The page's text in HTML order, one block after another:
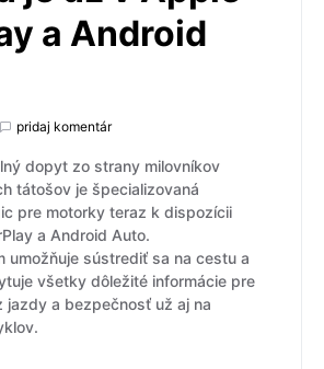
a Android
pridaj komentár
dopyt zo strany milovníkov
tátošov je špecializovaná
pre motorky teraz k dispozícii
a Android Auto.
umožňuje sústrediť sa na cestu a
všetky dôležité informácie pre
jazdy a bezpečnosť už aj na